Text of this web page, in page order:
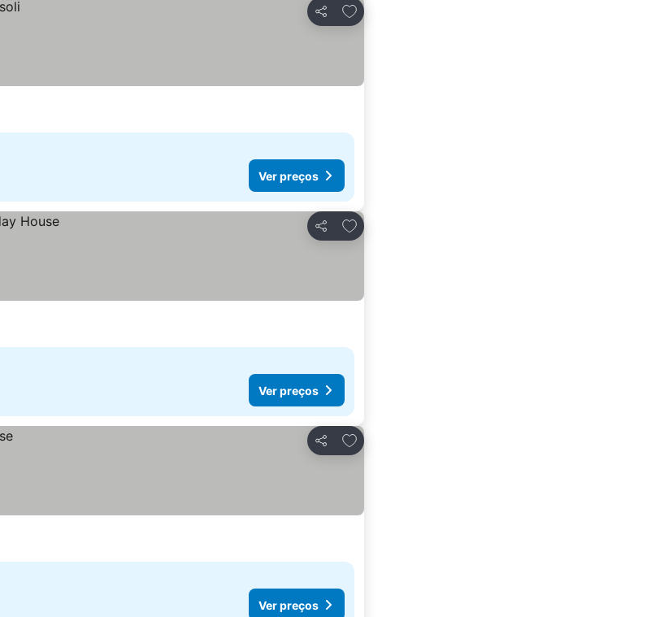
Partilhar
Adicionar aos favoritos
Ver preços
Partilhar
Adicionar aos favoritos
Ver preços
Partilhar
Adicionar aos favoritos
Ver preços